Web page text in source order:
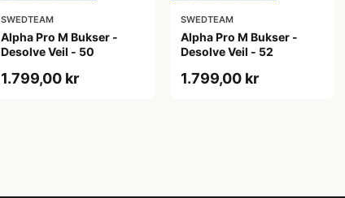
SWEDTEAM
Alpha Pro M Bukser -
Desolve Veil - 50
1.799,00 kr
SWEDTEAM
Alpha Pro M Bukser -
Desolve Veil - 52
1.799,00 kr